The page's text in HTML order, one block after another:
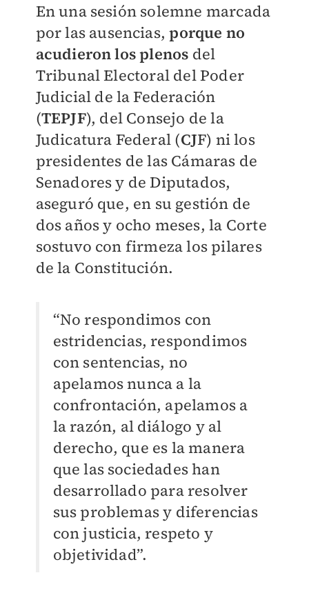
En una sesión solemne marcada
por las ausencias, porque no
acudieron los plenos del
Tribunal Electoral del Poder
Judicial de la Federación
(TEPJF), del Consejo de la
Judicatura Federal (CJF) ni los
presidentes de las Cámaras de
Senadores y de Diputados,
aseguró que, en su gestión de
dos años y ocho meses, la Corte
sostuvo con firmeza los pilares
de la Constitución.
“No respondimos con
estridencias, respondimos
con sentencias, no
apelamos nunca a la
confrontación, apelamos a
la razón, al diálogo y al
derecho, que es la manera
que las sociedades han
desarrollado para resolver
sus problemas y diferencias
con justicia, respeto y
objetividad”.